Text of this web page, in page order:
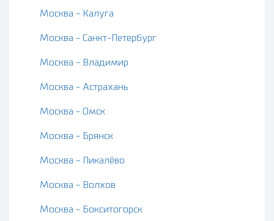
Москва - Калуга
Москва - Санкт-Петербург
Москва - Владимир
Москва - Астрахань
Москва - Омск
Москва - Брянск
Москва - Пикалёво
Москва - Волхов
Москва - Бокситогорск